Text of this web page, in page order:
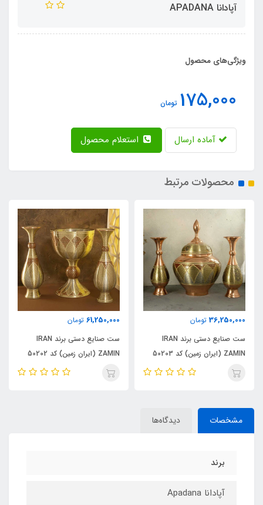
آپادانا APADANA
ویژگی‌های محصول
175,000 تومان
آماده ارسال
محصولات مرتبط
36,250,000 تومان
ست صنایع دستی برند IRAN
ZAMIN (ایران زمین) کد 50203
61,250,000 تومان
ست صنایع دستی برند IRAN
ZAMIN (ایران زمین) کد 50202
مشخصات دیدگاه‌ها
برند
آپادانا Apadana